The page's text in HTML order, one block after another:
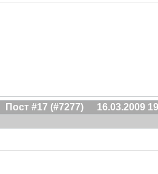
Пост #17 (#7277)
16.03.2009